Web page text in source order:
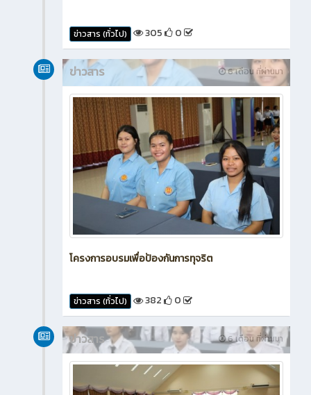
ข่าวสาร (ทั่วไป) 305 0
6 เดือน ที่ผ่านมา
ข่าวสาร
โครงการอบรมเพื่อป้องกันการทุจริต
ข่าวสาร (ทั่วไป) 382 0
6 เดือน ที่ผ่านมา
ข่าวสาร